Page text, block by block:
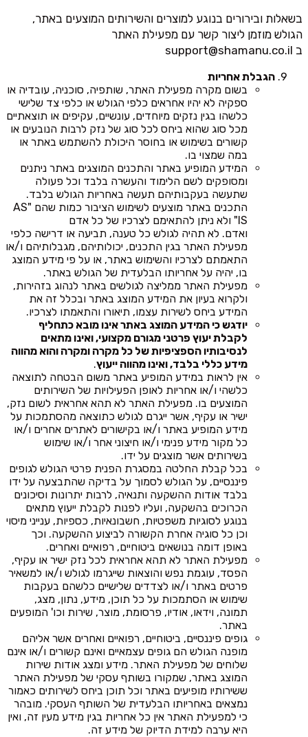
בשאלות ובירורים בנוגע למוצרים והשירותים המוצעים באתר,
הגולש מוזמן ליצור קשר עם מפעילת האתר
ב support@shamanu.co.il
הגבלת אחריות
בשום מקרה מפעילת האתר, שותפיה, סוכניה, עובדיה או
ספקיה לא יהיו אחראים כלפי הגולש או כלפי צד שלישי
כלשהו בגין נזקים מיוחדים, עונשיים, עקיפים או תוצאתיים
מכל סוג שהוא ביחס לכל סוג של נזק לרבות הנובעים או
קשורים בשימוש או בחוסר היכולת להשתמש באתר או
במה שמצוי בו.
המידע המופיע באתר והתכנים המוצגים באתר ניתנים
ומסופקים לשם הלימוד והעשרה בלבד וכל פעולה
שתעשה בעקבותיהם תעשה באחריות הגולש בלבד.
התכנים באתר מוצעים לשימוש הציבור כמות שהם "AS
IS" ולא ניתן להתאימם לצרכיו של כל אדם
ואדם. לא תהיה לגולש כל טענה, תביעה או דרישה כלפי
מפעילת האתר בגין התכנים, יכולותיהם, מגבלותיהם ו/או
התאמתם לצרכיו והשימוש באתר, או על פי מידע המוצג
בו, יהיה על אחריותו הבלעדית של הגולש באתר.
מפעילת האתר ממליצה לגולשים באתר לנהוג בזהירות,
ולקרוא בעיון את המידע המוצג באתר ובכלל זה את
המידע ביחס לשירות עצמו, תיאורו והתאמתו לצרכיו.
יודגש כי המידע המוצג באתר אינו מובא כתחליף
לקבלת יעוץ פרטני מגורם מקצועי, ואינו מתאים
לנסיבותיו הספציפיות של כל מקרה ומקרה והוא מהווה
מידע כללי בלבד, ואינו מהווה ייעוץ.
אין לראות במידע המופיע באתר משום הבטחה לתוצאה
כלשהי ו/או אחריות לאופן הפעילויות של השירותים
המוצעים בו. מפעילת האתר לא תהא אחראית לשום נזק,
ישיר או עקיף, אשר ייגרם לגולש כתוצאה מהסתמכות על
מידע המופיע באתר ו/או בקישורים לאתרים אחרים ו/או
כל מקור מידע פנימי ו/או חיצוני אחר ו/או שימוש
בשירותים אשר מוצגים על ידו.
בכל קבלת החלטה במסגרת הפנית פרטי הגולש לגופים
פיננסיים, על הגולש לסמוך על בדיקה שהתבצעה על ידו
בלבד אודות ההשקעה ותנאיה, לרבות יתרונות וסיכונים
הכרוכים בהשקעה, ועליו לפנות לקבלת ייעוץ מתאים
בנוגע לסוגיות משפטיות, חשבונאיות, כספיות, ענייני מיסוי
וכן כל סוגיה אחרת הקשורה לביצוע ההשקעה. וכך
באופן דומה בנושאים ביטוחיים, רפואיים ואחרים.
מפעילת האתר לא תהא אחראית לכל נזק ישיר או עקיף,
הפסד, עוגמת נפש והוצאות שייגרמו לגולש ו/או למשאיר
פרטים באתר ו/או לצדדים שלישיים כלשהם בעקבות
שימוש או הסתמכות על כל תוכן, מידע, נתון, מצג,
תמונה, וידאו, אודיו, פרסומת, מוצר, שירות וכו' המופעים
באתר.
גופים פיננסיים, ביטוחיים, רפואיים ואחרים אשר אליהם
מופנה הגולש הם גופים עצמאיים ואינם קשורים ו/או אינם
שלוחים של מפעילת האתר. מידע ומצג אודות שירות
המוצג באתר, שמקורו בשותף עסקי של מפעילת האתר
ששירותיו מופיעים באתר וכל תוכן ביחס לשירותים כאמור
נמצאים באחריותו הבלעדית של השותף העסקי. מובהר
כי למפעילת האתר אין כל אחריות בגין מידע מעין זה, ואין
היא ערבה למידת הדיוק של מידע זה.